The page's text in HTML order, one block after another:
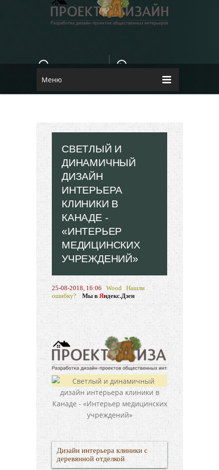
КОНТАКТЫ
E-MAIL
Меню
СВЕТЛЫЙ И
ДИНАМИЧНЫЙ
ДИЗАЙН
ИНТЕРЬЕРА
КЛИНИКИ В
КАНАДЕ -
«ИНТЕРЬЕР
МЕДИЦИНСКИХ
УЧРЕЖДЕНИЙ»
25-08-2018, 16:06 Wood Нашли
ошибку?
Мы вЯндекс.Дзен
Дизайн интерьера клиники с
деревянной отделкой